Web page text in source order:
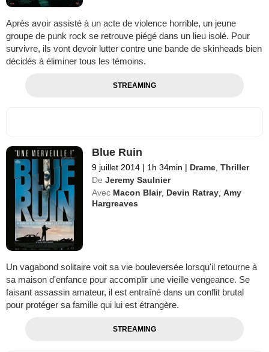
Après avoir assisté à un acte de violence horrible, un jeune
groupe de punk rock se retrouve piégé dans un lieu isolé. Pour
survivre, ils vont devoir lutter contre une bande de skinheads bien
décidés à éliminer tous les témoins.
STREAMING
Blue Ruin
9 juillet 2014 | 1h 34min | Drame ,Thriller
De Jeremy Saulnier
Avec Macon Blair, Devin Ratray ,Amy
Hargreaves
Un vagabond solitaire voit sa vie bouleversée lorsqu'il retourne à
sa maison d'enfance pour accomplir une vieille vengeance. Se
faisant assassin amateur, il est entraîné dans un conflit brutal
pour protéger sa famille qui lui est étrangère.
STREAMING